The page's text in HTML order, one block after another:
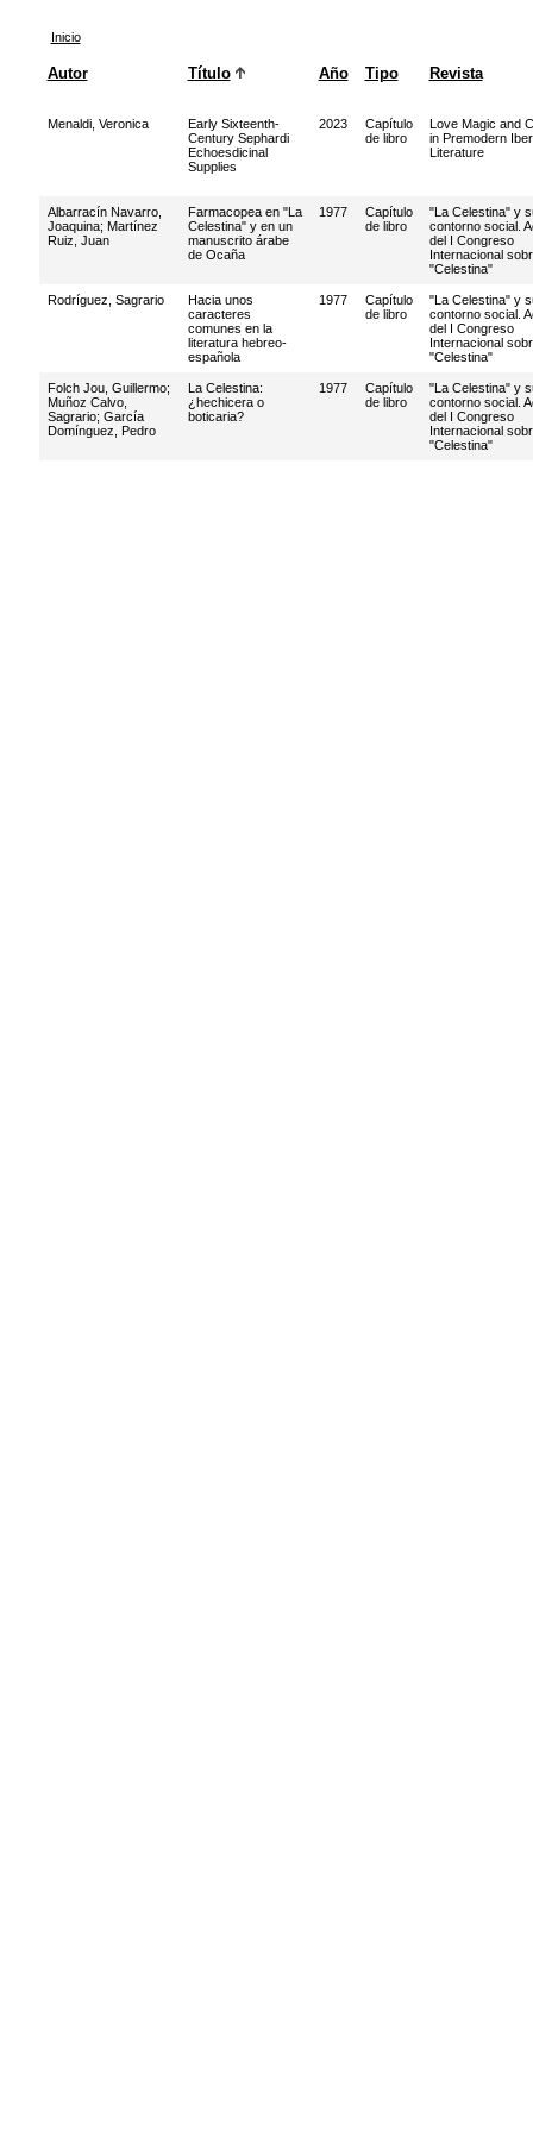
Inicio
Autor Título Año Tipo Revista
Menaldi, Veronica
Early Sixteenth-
Century Sephardi
Echoesdicinal
Supplies
2023
Capítulo
de libro
Love Magic and
in Premodern
Literature
Albarracín Navarro,
Joaquina; Martínez
Ruiz, Juan
Farmacopea en "La
Celestina" y en un
manuscrito árabe
de Ocaña
1977
Capítulo
de libro
"La Celestina" y
contorno social.
del I Congreso
Internacional
"Celestina"
Rodríguez, Sagrario
Hacia unos
caracteres
comunes en la
literatura hebreo-
española
1977
Capítulo
de libro
"La Celestina" y
contorno social.
del I Congreso
Internacional
"Celestina"
Folch Jou, Guillermo;
Muñoz Calvo,
Sagrario; García
Domínguez, Pedro
La Celestina:
¿hechicera o
boticaria?
1977
Capítulo
de libro
"La Celestina" y
contorno social.
del I Congreso
Internacional
"Celestina"